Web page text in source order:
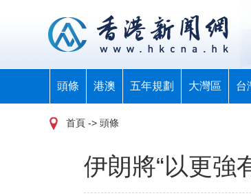
頭條 港澳 五年規劃 大灣區 台
首頁 -> 頭條
伊朗將“以更強